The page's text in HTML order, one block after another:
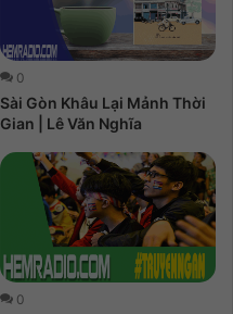
0
Sài Gòn Khâu Lại Mảnh Thời
Gian | Lê Văn Nghĩa
0